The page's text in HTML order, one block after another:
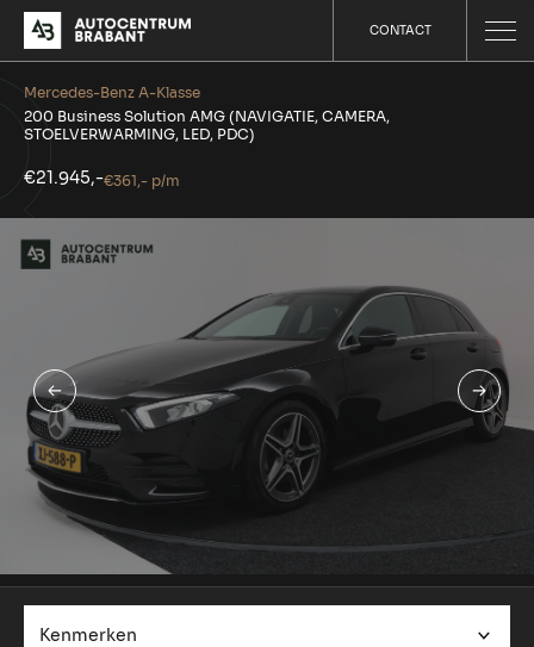
CONTACT
Mercedes-Benz A-Klasse
200 Business Solution AMG (NAVIGATIE, CAMERA,
STOELVERWARMING, LED, PDC)
€21.945,-€361,- p/m
Kenmerken